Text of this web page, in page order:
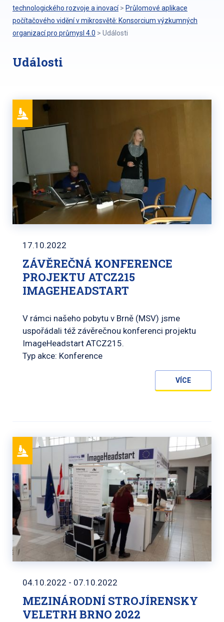
technologického rozvoje a inovací > Průlomové aplikace
počítačového vidění v mikrosvětě: Konsorcium výzkumných
organizací pro průmysl 4.0 > Události
Události
17.10.2022
ZÁVĚREČNÁ KONFERENCE
PROJEKTU ATCZ215
IMAGEHEADSTART
V rámci našeho pobytu v Brně (MSV) jsme
uspořádali též závěrečnou konferenci projektu
ImageHeadstart ATCZ215.
Typ akce: Konference
VÍCE
04.10.2022 - 07.10.2022
MEZINÁRODNÍ STROJÍRENSKY
VELETRH BRNO 2022